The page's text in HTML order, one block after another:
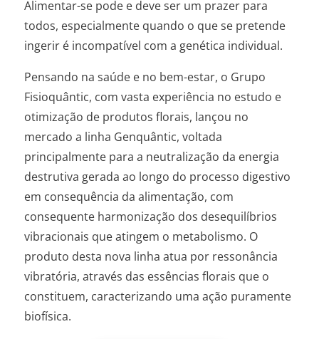
Alimentar-se pode e deve ser um prazer para
todos, especialmente quando o que se pretende
ingerir é incompatível com a genética individual.
Pensando na saúde e no bem-estar, o Grupo
Fisioquântic, com vasta experiência no estudo e
otimização de produtos florais, lançou no
mercado a linha Genquântic, voltada
principalmente para a neutralização da energia
destrutiva gerada ao longo do processo digestivo
em consequência da alimentação, com
consequente harmonização dos desequilíbrios
vibracionais que atingem o metabolismo. O
produto desta nova linha atua por ressonância
vibratória, através das essências florais que o
constituem, caracterizando uma ação puramente
biofísica.